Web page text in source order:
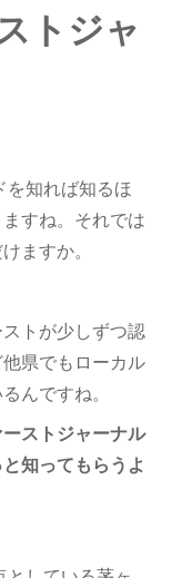
トジャ
知れば知るほ
すね。それでは
ますか。
トが少しずつ認
県でもローカル
んですね。
ストジャーナル
知ってもらうよ